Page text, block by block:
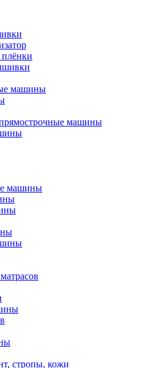
машины
машины
машины
стропы, кожи